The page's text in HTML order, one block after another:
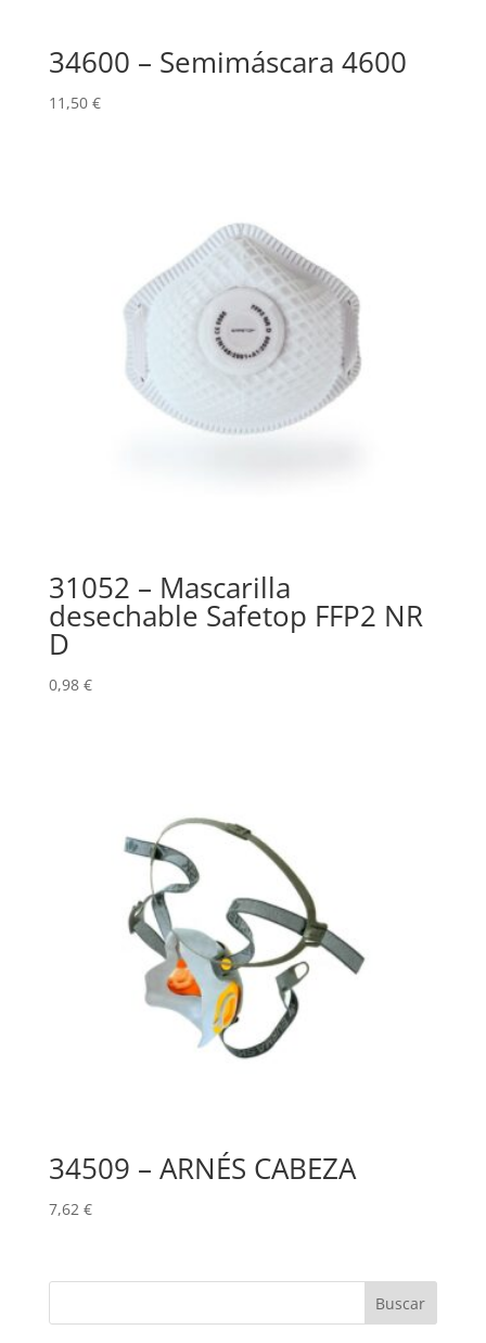
34600 – Semimáscara 4600
11,50 €
31052 – Mascarilla
desechable Safetop FFP2 NR
D
0,98 €
34509 – ARNÉS CABEZA
7,62 €
Buscar